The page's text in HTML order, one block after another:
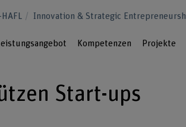
Innovation & Strategic
Kompetenzen Projekte
Start-ups